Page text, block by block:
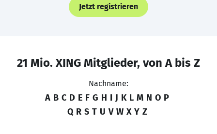
Jetzt registrieren
21 Mio. XING Mitglieder, von A bis Z
Nachname:
A B C D E F G H I J K L M N O P
Q R S T U V W X Y Z